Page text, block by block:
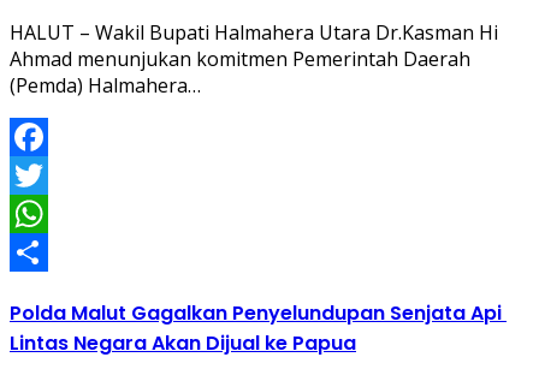
HALUT – Wakil Bupati Halmahera Utara Dr.Kasman Hi
Ahmad menunjukan komitmen Pemerintah Daerah
(Pemda) Halmahera…
Facebook
Twitter
WhatsApp
Polda Malut Gagalkan Penyelundupan Senjata Api
Lintas Negara Akan Dijual ke Papua